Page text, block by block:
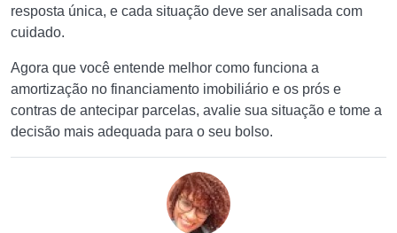
resposta única, e cada situação deve ser analisada com
cuidado.
Agora que você entende melhor como funciona a
amortização no financiamento imobiliário e os prós e
contras de antecipar parcelas, avalie sua situação e tome a
decisão mais adequada para o seu bolso.